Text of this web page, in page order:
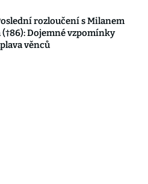
rozloučení s Milanem
Dojemné vzpomínky
věnců